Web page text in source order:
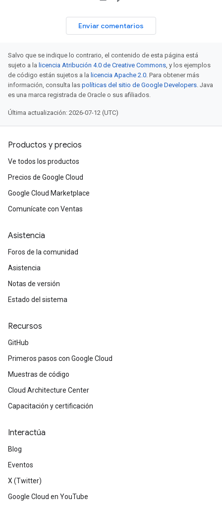
Enviar comentarios
Salvo que se indique lo contrario, el contenido de esta página está
sujeto a la licencia Atribución 4.0 de Creative Commons, y los ejemplos
de código están sujetos a la licencia Apache 2.0. Para obtener más
información, consulta las políticas del sitio de Google Developers. Java
es una marca registrada de Oracle o sus afiliados.
Última actualización: 2026-07-12 (UTC)
Productos y precios
Ve todos los productos
Precios de Google Cloud
Google Cloud Marketplace
Comunícate con Ventas
Asistencia
Foros de la comunidad
Asistencia
Notas de versión
Estado del sistema
Recursos
GitHub
Primeros pasos con Google Cloud
Muestras de código
Cloud Architecture Center
Capacitación y certificación
Interactúa
Blog
Eventos
X (Twitter)
Google Cloud en YouTube